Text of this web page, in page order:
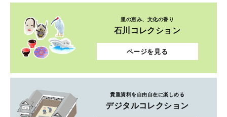
里の恵み、文化の香り
石川コレクション
ページを見る
貴重資料を自由自在に楽しめる
デジタルコレクション